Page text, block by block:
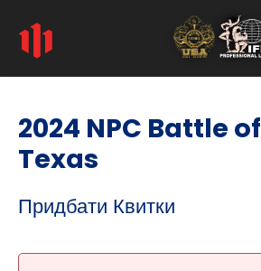
2024 NPC Battle of
Texas
Придбати Квитки